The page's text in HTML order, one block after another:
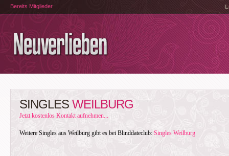
Bereits Mitglieder
SINGLES WEILBURG
Jetzt kostenlos Kontakt aufnehmen...
Weitere Singles aus Weilburg gibt es bei Blinddateclub: Singles Weilburg